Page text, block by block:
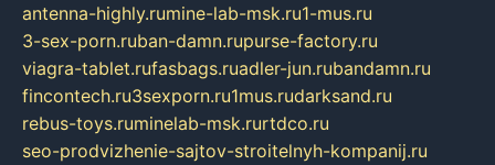
antenna-highly.rumine-lab-msk.ru1-mus.ru
3-sex-porn.ruban-damn.rupurse-factory.ru
viagra-tablet.rufasbags.ruadler-jun.rubandamn.ru
fincontech.ru3sexporn.ru1mus.rudarksand.ru
rebus-toys.ruminelab-msk.rurtdco.ru
seo-prodvizhenie-sajtov-stroitelnyh-kompanij.ru